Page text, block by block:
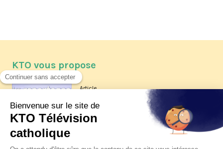
KTO vous propose
Article
Les reportages d'été 2026 de KTO
La visite pastorale du pape Léon